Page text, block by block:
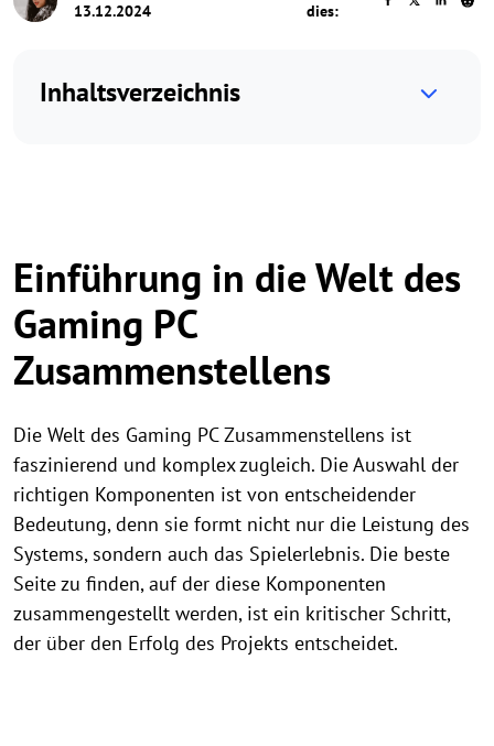
13.12.2024
dies:
Inhaltsverzeichnis
Einführung in die Welt des
Gaming PC
Zusammenstellens
Die Welt des Gaming PC Zusammenstellens ist
faszinierend und komplex zugleich. Die Auswahl der
richtigen Komponenten ist von entscheidender
Bedeutung, denn sie formt nicht nur die Leistung des
Systems, sondern auch das Spielerlebnis. Die beste
Seite zu finden, auf der diese Komponenten
zusammengestellt werden, ist ein kritischer Schritt,
der über den Erfolg des Projekts entscheidet.